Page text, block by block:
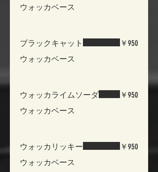
ウォッカベース
ブラックキャット
ウォッカベース
￥950
ウォッカライムソーダ
ウォッカベース
￥950
ウォッカリッキー
ウォッカベース
￥950